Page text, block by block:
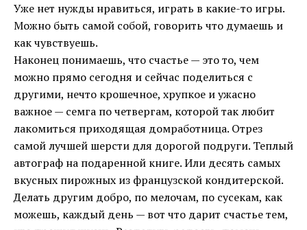
Уже нет нужды нравиться, играть в какие-то игры.
Можно быть самой собой, говорить что думаешь и
как чувствуешь.
Наконец понимаешь, что счастье — это то, чем
можно прямо сегодня и сейчас поделиться с
другими, нечто крошечное, хрупкое и ужасно
важное — семга по четвергам, которой так любит
лакомиться приходящая домработница. Отрез
самой лучшей шерсти для дорогой подруги. Теплый
автограф на подаренной книге. Или десять самых
вкусных пирожных из французской кондитерской.
Делать другим добро, по мелочам, по сусекам, как
можешь, каждый день — вот что дарит счастье тем,